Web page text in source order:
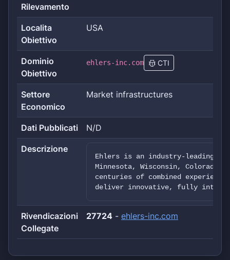
Rilevamento
Localita
Obiettivo
USA
Dominio
Obiettivo
ehlers-inc.com CTI
Settore
Economico
Market infrastructures
Dati Pubblicati N/D
Descrizione
Ehlers is an industry-leading
Minnesota, Wisconsin,
centuries of combined
deliver innovative, fully
Rivendicazioni
Collegate
27724 - ehlers-inc.com